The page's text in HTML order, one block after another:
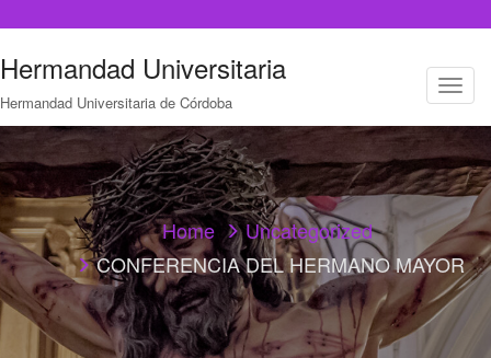
Hermandad Universitaria
Hermandad Universitaria de Córdoba
T
o
g
l
e
n
a
v
i
g
a
t
Home
Uncategorized
CONFERENCIA DEL HERMANO MAYOR